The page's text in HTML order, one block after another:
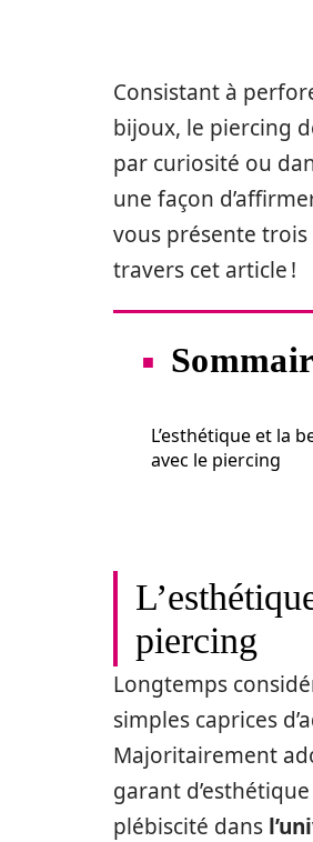
Consistant à
bijoux, le piercing
par curiosité ou
une façon
vous présente
travers cet article !
L’esthétique et la
avec le piercing
piercing
Longtemps
simples caprices
Majoritairement
garant
plébiscité dans